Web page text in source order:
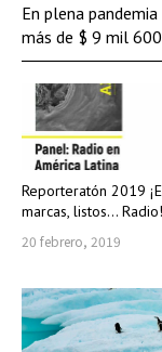
Reporteratón 2019
marcas, listos… Radio!
20 febrero, 2019
En plena
más de $ 9 mil